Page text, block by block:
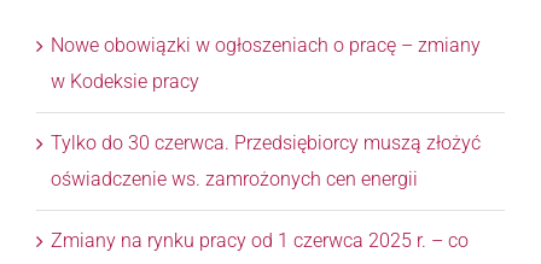
Nowe obowiązki w ogłoszeniach o pracę – zmiany
w Kodeksie pracy
Tylko do 30 czerwca. Przedsiębiorcy muszą złożyć
oświadczenie ws. zamrożonych cen energii
Zmiany na rynku pracy od 1 czerwca 2025 r. – co